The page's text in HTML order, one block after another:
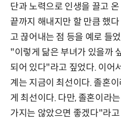
단과 노력으로 인생을 끌고
끝까지 해내지만 할 만큼 했
고 끊어내는 점 등을 예로 들
"이렇게 닮은 부녀가 있을까
되어 있다"라고 짚었다. 이어
계는 지금이 최선이다. 졸혼
게 최선이다. 다만, 졸혼이라
가지는 않았으면 좋겠다"라